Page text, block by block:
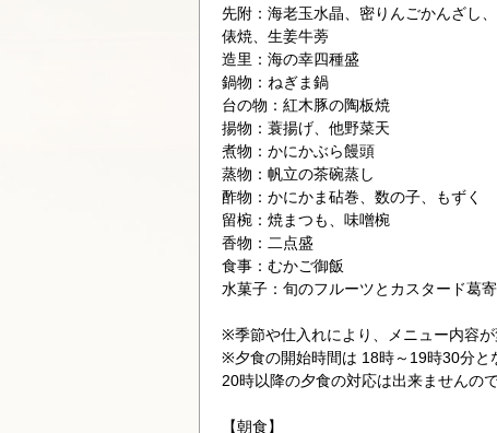
先附：海老玉水晶、密りんごかんざし
俵焼、生姜牛蒡
造里：海の幸四種盛
鍋物：ねぎま鍋
台の物：紅木豚の陶板焼
揚物：蓑揚げ、他野菜天
煮物：かにかぶら饅頭
蒸物：帆立の茶碗蒸し
酢物：かにかま砧巻、数の子、もずく
留椀：焼まつも、味噌椀
香物：二点盛
食事：むかご御飯
水菓子：旬のフルーツとカスタード葛
※季節や仕入れにより、メニュー内容が
※夕食の開始時間は 18時～19時30分と
20時以降の夕食の対応は出来ませんの
【朝食】